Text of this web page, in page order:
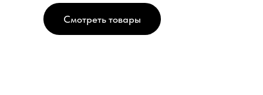
Смотреть товары